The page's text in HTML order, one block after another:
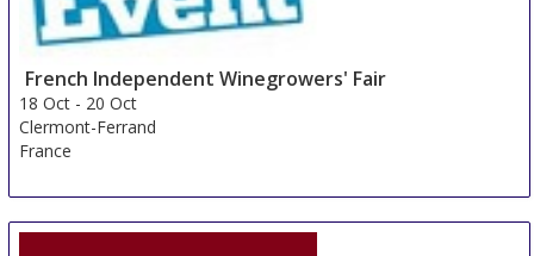
French Independent Winegrowers' Fair
18 Oct - 20 Oct
Clermont-Ferrand
France